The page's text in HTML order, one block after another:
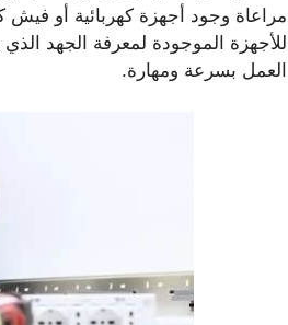
مراعاة وجود أجهزة كهربائية أو
للأجهزة الموجودة لمعرفة الجهد
العمل بسرعة ومهارة.